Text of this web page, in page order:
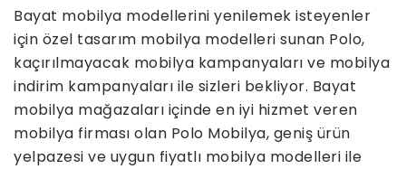
Bayat mobilya modellerini yenilemek isteyenler
için özel tasarım mobilya modelleri sunan Polo,
kaçırılmayacak mobilya kampanyaları ve mobilya
indirim kampanyaları ile sizleri bekliyor. Bayat
mobilya mağazaları içinde en iyi hizmet veren
mobilya firması olan Polo Mobilya, geniş ürün
yelpazesi ve uygun fiyatlı mobilya modelleri ile